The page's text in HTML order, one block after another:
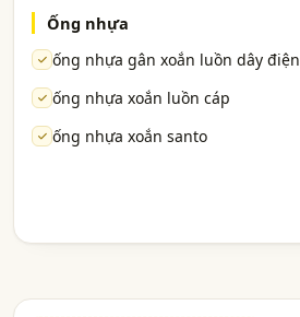
Ống nhựa
ống nhựa gân xoắn luồn dây điện
ống nhựa xoắn luồn cáp
ống nhựa xoắn santo